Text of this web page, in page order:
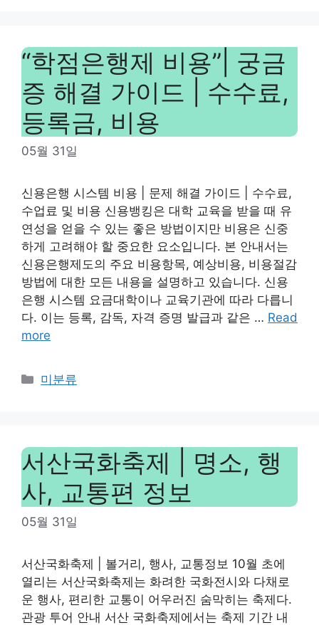
“학점은행제 비용”| 궁금
증 해결 가이드 | 수수료,
등록금, 비용
05월 31일
신용은행 시스템 비용 | 문제 해결 가이드 | 수수료,
수업료 및 비용 신용뱅킹은 대학 교육을 받을 때 유
연성을 얻을 수 있는 좋은 방법이지만 비용은 신중
하게 고려해야 할 중요한 요소입니다. 본 안내서는
신용은행제도의 주요 비용항목, 예상비용, 비용절감
방법에 대한 모든 내용을 설명하고 있습니다. 신용
은행 시스템 요금대학이나 교육기관에 따라 다릅니
다. 이는 등록, 감독, 자격 증명 발급과 같은 … Read
more
Categories
미분류
서산국화축제 | 명소, 행
사, 교통편 정보
05월 31일
서산국화축제 | 볼거리, 행사, 교통정보 10월 초에
열리는 서산국화축제는 화려한 국화전시와 다채로
운 행사, 편리한 교통이 어우러진 숨막히는 축제다.
관광 투어 안내 서산 국화축제에서는 축제 기간 내